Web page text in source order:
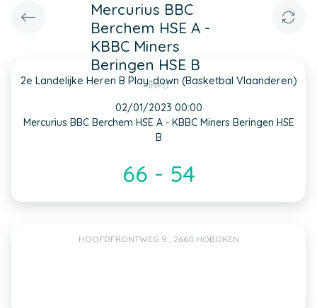
Mercurius BBC
Berchem HSE A -
KBBC Miners
Beringen HSE B
2e Landelijke Heren B Play-down (Basketbal Vlaanderen)
INFO
02/01/2023 00:00
Mercurius BBC Berchem HSE A - KBBC Miners Beringen HSE
B
66 - 54
HOOFDFRONTWEG 9 , 2660 HOBOKEN